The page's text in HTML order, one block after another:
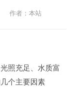
作者：本站
照充足、水质富
个主要因素